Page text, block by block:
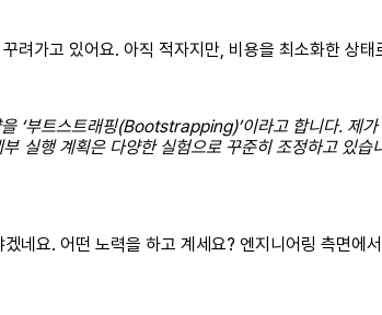
려가고 있어요. 아직 적자지만, 비용을 최소화한 상
‘부트스트래핑(Bootstrapping)’이라고 합니다. 제
실행 계획은 다양한 실험으로 꾸준히 조정하고 있
네요. 어떤 노력을 하고 계세요? 엔지니어링 측면에